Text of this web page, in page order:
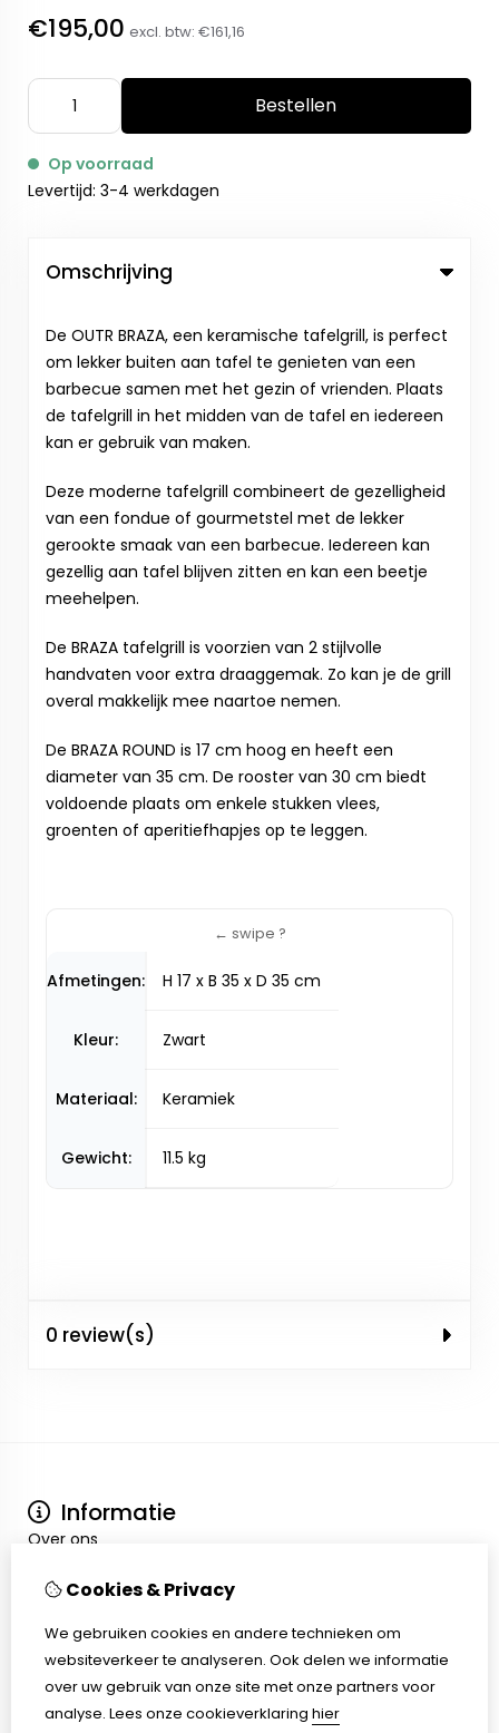
€195,00 excl. btw: €161,16
Bestellen
Op voorraad
Levertijd: 3-4 werkdagen
Omschrijving
De OUTR BRAZA, een keramische tafelgrill, is perfect
om lekker buiten aan tafel te genieten van een
barbecue samen met het gezin of vrienden. Plaats
de tafelgrill in het midden van de tafel en iedereen
kan er gebruik van maken.
Deze moderne tafelgrill combineert de gezelligheid
van een fondue of gourmetstel met de lekker
gerookte smaak van een barbecue. Iedereen kan
gezellig aan tafel blijven zitten en kan een beetje
meehelpen.
De BRAZA tafelgrill is voorzien van 2 stijlvolle
handvaten voor extra draaggemak. Zo kan je de grill
overal makkelijk mee naartoe nemen.
De BRAZA ROUND is 17 cm hoog en heeft een
diameter van 35 cm. De rooster van 30 cm biedt
voldoende plaats om enkele stukken vlees,
groenten of aperitiefhapjes op te leggen.
Afmetingen: H 17 x B 35 x D 35 cm
Kleur: Zwart
Materiaal: Keramiek
Gewicht: 11.5 kg
0 review(s)
Informatie
Over ons
Mijn account
Bestelhistorie
Klantenservice
Retourneren
Cookies & Privacy
We gebruiken cookies en andere technieken om
websiteverkeer te analyseren. Ook delen we informatie
over uw gebruik van onze site met onze partners voor
analyse. Lees onze cookieverklaring hier